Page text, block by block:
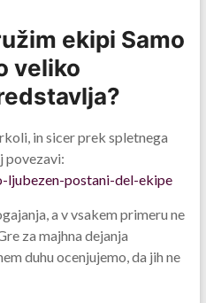
ekipi Samo
veliko
in sicer prek spletnega
povezavi:
ljubezen-postani-del-ekipe
a v vsakem primeru ne
za majhna dejanja
duhu ocenjujemo, da jih ne